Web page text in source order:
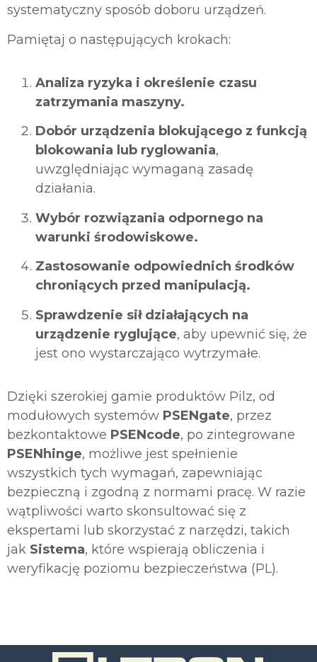
systematyczny sposób doboru urządzeń.
Pamiętaj o następujących krokach:
Analiza ryzyka i określenie czasu
zatrzymania maszyny.
Dobór urządzenia blokującego z funkcją
blokowania lub ryglowania,
uwzględniając wymaganą zasadę
działania.
Wybór rozwiązania odpornego na
warunki środowiskowe.
Zastosowanie odpowiednich środków
chroniących przed manipulacją.
Sprawdzenie sił działających na
urządzenie ryglujące, aby upewnić się, że
jest ono wystarczająco wytrzymałe.
Dzięki szerokiej gamie produktów Pilz, od
modułowych systemów PSENgate, przez
bezkontaktowe PSENcode, po zintegrowane
PSENhinge, możliwe jest spełnienie
wszystkich tych wymagań, zapewniając
bezpieczną i zgodną z normami pracę. W razie
wątpliwości warto skonsultować się z
ekspertami lub skorzystać z narzędzi, takich
jak Sistema, które wspierają obliczenia i
weryfikację poziomu bezpieczeństwa (PL).